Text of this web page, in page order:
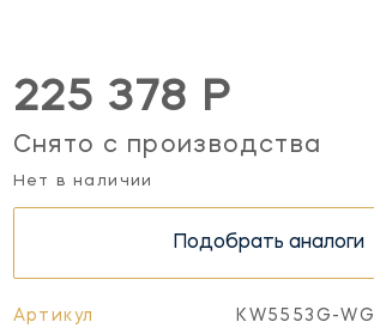
225 378 Р
Снято с производства
Нет в наличии
Подобрать аналоги
Артикул KW5553G-WG